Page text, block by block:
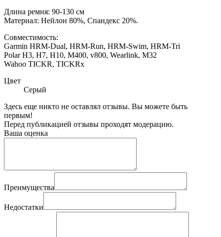
Длина ремня: 90-130 см
Материал: Нейлон 80%, Спандекс 20%.
Совместимость:
Garmin HRM-Dual, HRM-Run, HRM-Swim, HRM-Tri
Polar H3, H7, H10, M400, v800, Wearlink, M32
Wahoo TICKR, TICKRx
Цвет
Серый
Здесь еще никто не оставлял отзывы. Вы можете быть
первым!
Перед публикацией отзывы проходят модерацию.
Ваша оценка
Преимущества
Недостатки